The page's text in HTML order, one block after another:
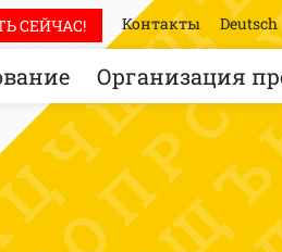
Организация
СЕЙЧАС! Контакты Deutsch